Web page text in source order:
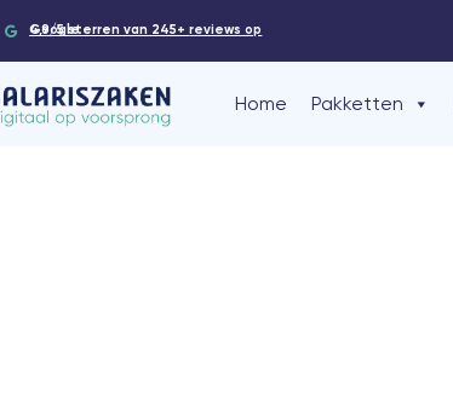
4,9/5 sterren van 245+
reviews op Google
Home Pakketten